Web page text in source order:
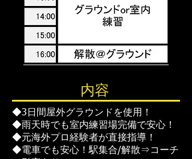
内容
◆3日間屋外グラウンドを使用！
◆雨天時でも室内練習場完備で安心！
◆元海外プロ経験者が直接指導！
◆電車でも安心！駅集合/解散⇒コーチ